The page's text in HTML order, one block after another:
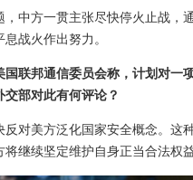
，中方一贯主张尽快停火止战，
战火作出努力。
国联邦通信委员会称，计划对一
部对此有何评论？
反对美方泛化国家安全概念。这
继续坚定维护自身正当合法权益